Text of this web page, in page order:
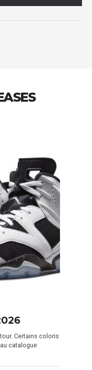
Certains coloris
catalogue